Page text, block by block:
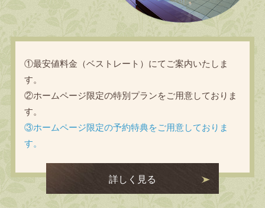
①最安値料金（ベストレート）にてご案内いたしま
す。
②ホームページ限定の特別プランをご用意しておりま
す。
③ホームページ限定の予約特典をご用意しておりま
す。
詳しく見る